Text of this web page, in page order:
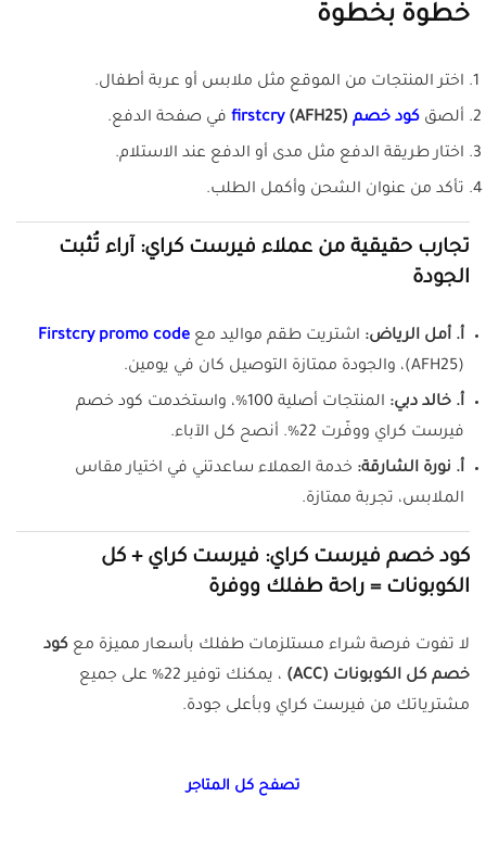
خطوة بخطوة
اختر المنتجات من الموقع مثل ملابس أو عربة أطفال.
ألصق كود خصم firstcry (AFH25) في صفحة الدفع.
اختار طريقة الدفع مثل مدى أو الدفع عند الاستلام.
تأكد من عنوان الشحن وأكمل الطلب.
تجارب حقيقية من عملاء فيرست كراي: آراء تُثبت
الجودة
أ. أمل الرياض: اشتريت طقم مواليد مع Firstcry promo code
(AFH25)، والجودة ممتازة التوصيل كان في يومين.
أ. خالد دبي:
المنتجات أصلية 100%، واستخدمت كود خصم
فيرست كراي ووفّرت 22%. أنصح كل الآباء.
أ. نورة الشارقة: خدمة العملاء ساعدتني في اختيار مقاس
الملابس، تجربة ممتازة.
كود خصم فيرست كراي: فيرست كراي + كل
الكوبونات = راحة طفلك ووفرة
لا تفوت فرصة شراء مستلزمات طفلك بأسعار مميزة مع كود
خصم كل الكوبونات (ACC)
، يمكنك توفير 22% على جميع
مشترياتك من فيرست كراي وبأعلى جودة.
تصفح كل المتاجر